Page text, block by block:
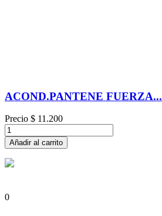
ACOND.PANTENE FUERZA...
Precio $ 11.200
Añadir al carrito
0